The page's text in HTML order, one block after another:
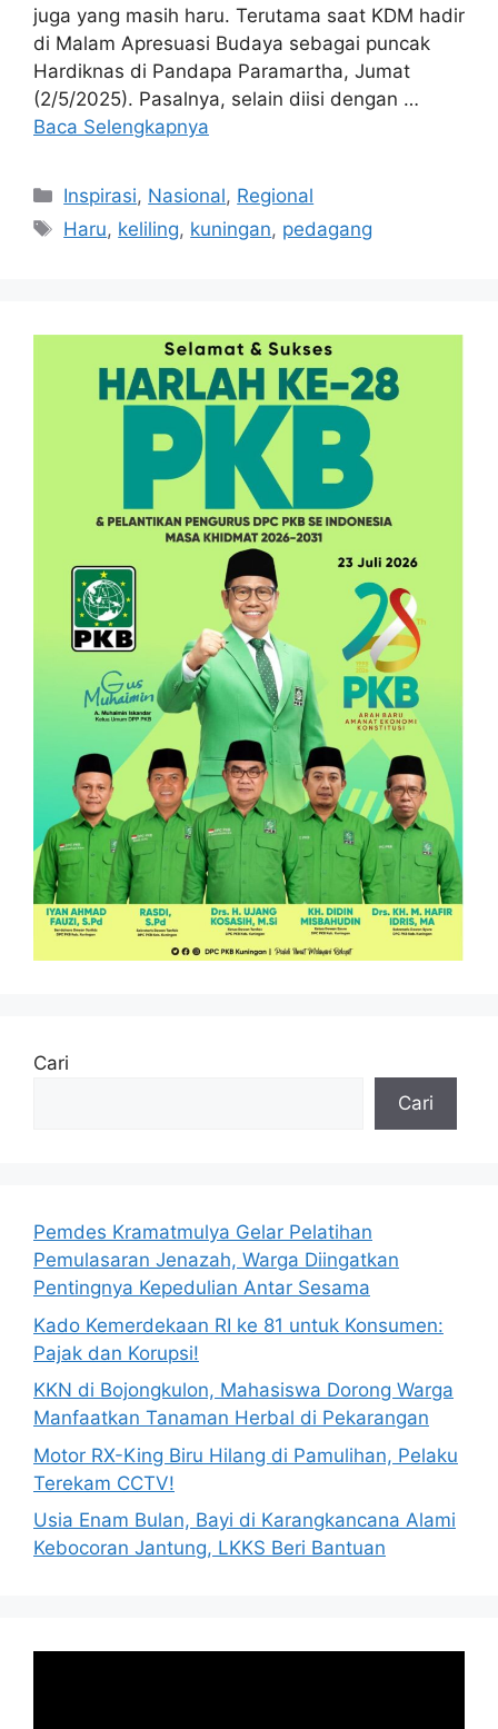
juga yang masih haru. Terutama saat KDM hadir
di Malam Apresuasi Budaya sebagai puncak
Hardiknas di Pandapa Paramartha, Jumat
(2/5/2025). Pasalnya, selain diisi dengan …
Baca Selengkapnya
Kategori
Inspirasi, Nasional, Regional
Tag
Haru, keliling, kuningan, pedagang
Cari
Cari
Pemdes Kramatmulya Gelar Pelatihan
Pemulasaran Jenazah, Warga Diingatkan
Pentingnya Kepedulian Antar Sesama
Kado Kemerdekaan RI ke 81 untuk Konsumen:
Pajak dan Korupsi!
KKN di Bojongkulon, Mahasiswa Dorong Warga
Manfaatkan Tanaman Herbal di Pekarangan
Motor RX-King Biru Hilang di Pamulihan, Pelaku
Terekam CCTV!
Usia Enam Bulan, Bayi di Karangkancana Alami
Kebocoran Jantung, LKKS Beri Bantuan